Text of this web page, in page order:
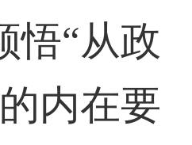
悟“从政
内在要